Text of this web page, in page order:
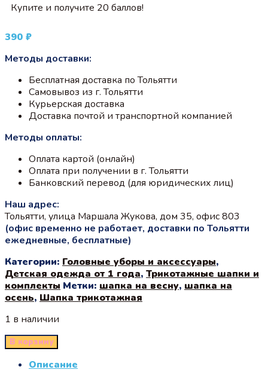
Купите и получите 20 баллов!
390 ₽
Методы доставки:
Бесплатная доставка по Тольятти
Самовывоз из г. Тольятти
Курьерская доставка
Доставка почтой и транспортной компанией
Методы оплаты:
Оплата картой (онлайн)
Оплата при получении в г. Тольятти
Банковский перевод (для юридических лиц)
Наш адрес:
Тольятти, улица Маршала Жукова, дом 35, офис 803
(офис временно не работает, доставки по Тольятти
ежедневные, бесплатные)
Категории: Головные уборы и аксессуары,
Детская одежда от 1 года, Трикотажные шапки и
комплекты Метки: шапка на весну, шапка на
осень, Шапка трикотажная
1 в наличии
В корзину
Описание